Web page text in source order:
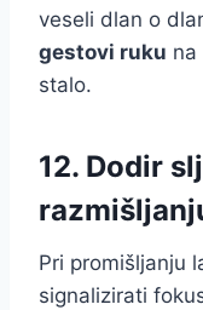
veseli dlan o
gestovi ruku na
stalo.
12. Dodir
Pri promišljanju
signalizirati